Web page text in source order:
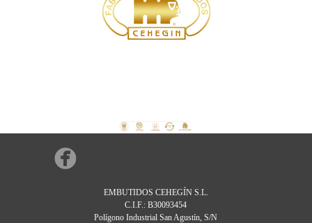
EMBUTIDOS CEHEGÍN S.L.
C.I.F.: B30093454
Polígono Industrial San Agustín, S/N